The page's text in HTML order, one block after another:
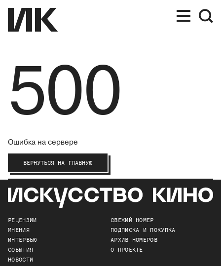
500
Ошибка на сервере
ВЕРНУТЬСЯ НА ГЛАВНУЮ
РЕЦЕНЗИИ
МНЕНИЯ
ИНТЕРВЬЮ
СОБЫТИЯ
НОВОСТИ
СВЕЖИЙ НОМЕР
ПОДПИСКА И ПОКУПКА
АРХИВ НОМЕРОВ
О ПРОЕКТЕ